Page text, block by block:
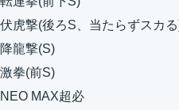
伏虎撃(後ろS、当たらずスカ
降龍撃(S)
激拳(前S)
NEO MAX超必